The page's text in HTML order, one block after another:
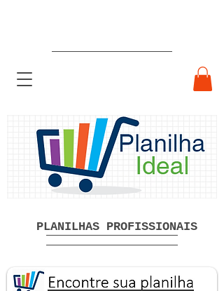
Planilhas Profissionais prontas
Download grátis
PLANILHAS PROFISSIONAIS